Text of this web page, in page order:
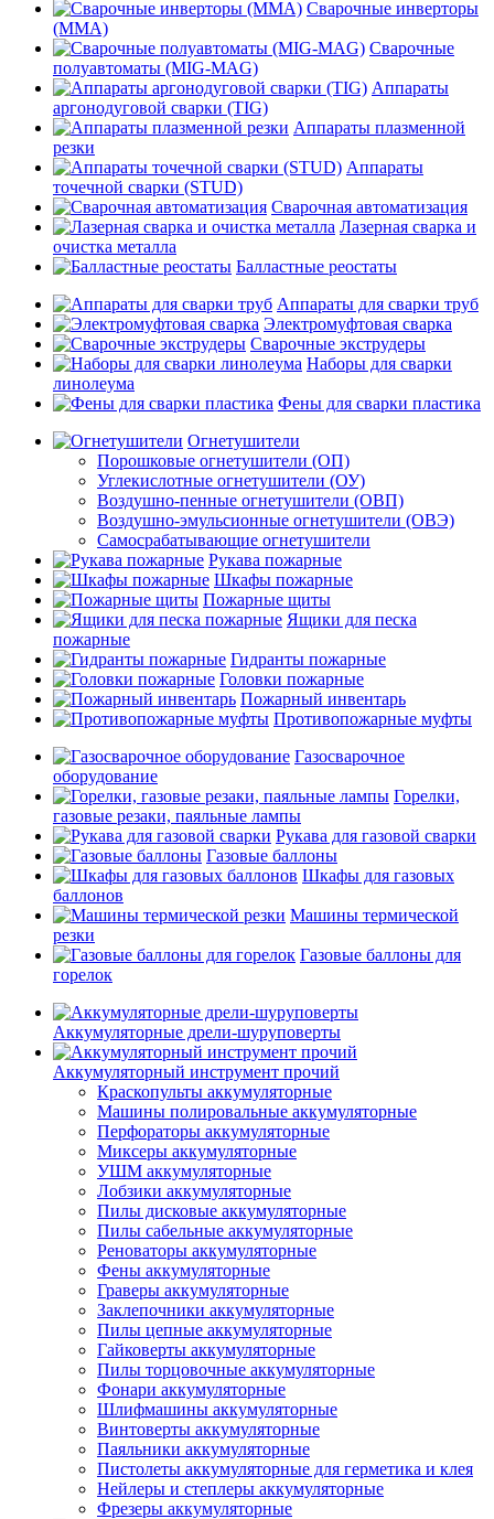
Сварочные инверторы
(MMA)
Сварочные
полуавтоматы (MIG-MAG)
Аппараты
аргонодуговой сварки (TIG)
Аппараты плазменной
резки
Аппараты
точечной сварки (STUD)
Сварочная автоматизация
Лазерная сварка и
очистка металла
Балластные реостаты
Аппараты для сварки труб
Электромуфтовая сварка
Сварочные экструдеры
Наборы для сварки
линолеума
Фены для сварки пластика
Огнетушители
Порошковые огнетушители (ОП)
Углекислотные огнетушители (ОУ)
Воздушно-пенные огнетушители (ОВП)
Воздушно-эмульсионные огнетушители (ОВЭ)
Самосрабатывающие огнетушители
Рукава пожарные
Шкафы пожарные
Пожарные щиты
Ящики для песка
пожарные
Гидранты пожарные
Головки пожарные
Пожарный инвентарь
Противопожарные муфты
Газосварочное
оборудование
Горелки,
газовые резаки, паяльные лампы
Рукава для газовой сварки
Газовые баллоны
Шкафы для газовых
баллонов
Машины термической
резки
Газовые баллоны для
горелок
Аккумуляторные дрели-шуруповерты
Аккумуляторный инструмент прочий
Краскопульты аккумуляторные
Машины полировальные аккумуляторные
Перфораторы аккумуляторные
Миксеры аккумуляторные
УШМ аккумуляторные
Лобзики аккумуляторные
Пилы дисковые аккумуляторные
Пилы сабельные аккумуляторные
Реноваторы аккумуляторные
Фены аккумуляторные
Граверы аккумуляторные
Заклепочники аккумуляторные
Пилы цепные аккумуляторные
Гайковерты аккумуляторные
Пилы торцовочные аккумуляторные
Фонари аккумуляторные
Шлифмашины аккумуляторные
Винтоверты аккумуляторные
Паяльники аккумуляторные
Пистолеты аккумуляторные для герметика и клея
Нейлеры и степлеры аккумуляторные
Фрезеры аккумуляторные